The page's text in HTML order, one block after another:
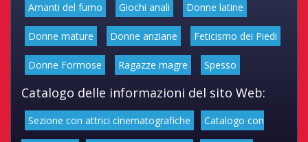
Amanti del fumo Giochi anali Donne latine
Donne mature Donne anziane Feticismo dei Piedi
Donne Formose Ragazze magre Spesso
Catalogo delle informazioni del sito Web:
Sezione con attrici cinematografiche Catalogo con